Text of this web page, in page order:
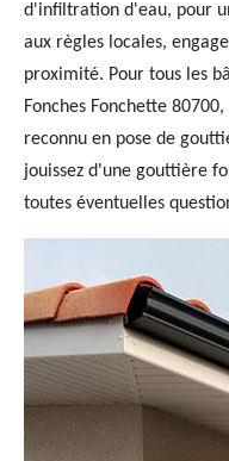
d'infiltration d'eau, pour
aux règles locales,
proximité. Pour tous les
Fonches Fonchette
reconnu en pose de
jouissez d'une gouttière
toutes éventuelles